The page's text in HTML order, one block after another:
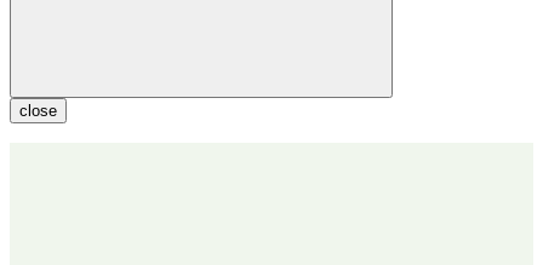
close